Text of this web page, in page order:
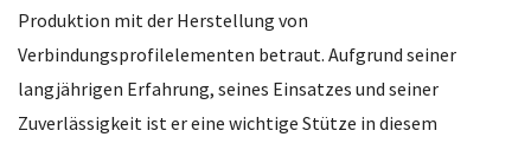
Produktion mit der Herstellung von
Verbindungsprofilelementen betraut. Aufgrund seiner
langjährigen Erfahrung, seines Einsatzes und seiner
Zuverlässigkeit ist er eine wichtige Stütze in diesem